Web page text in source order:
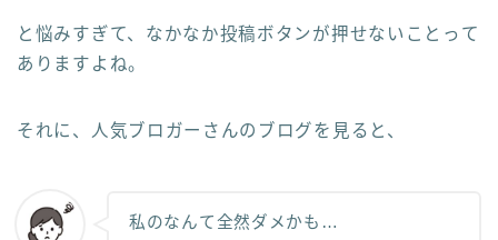
と悩みすぎて、なかなか投稿ボタンが押せないことって
ありますよね。
それに、人気ブロガーさんのブログを見ると、
私のなんて全然ダメかも…